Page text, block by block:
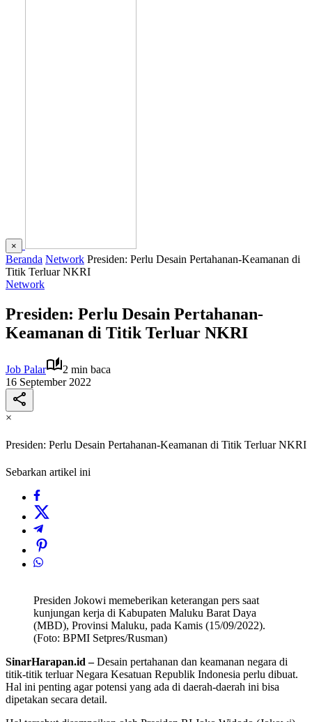
×
Beranda Network Presiden: Perlu Desain Pertahanan-Keamanan di
Titik Terluar NKRI
Network
Presiden: Perlu Desain Pertahanan-
Keamanan di Titik Terluar NKRI
Job Palar
2 min baca
16 September 2022
×
Presiden: Perlu Desain Pertahanan-Keamanan di Titik Terluar NKRI
Sebarkan artikel ini
Presiden Jokowi memeberikan keterangan pers saat
kunjungan kerja di Kabupaten Maluku Barat Daya
(MBD), Provinsi Maluku, pada Kamis (15/09/2022).
(Foto: BPMI Setpres/Rusman)
SinarHarapan.id –Desain pertahanan dan keamanan negara di
titik-titik terluar Negara Kesatuan Republik Indonesia perlu dibuat.
Hal ini penting agar potensi yang ada di daerah-daerah ini bisa
dipetakan secara detail.